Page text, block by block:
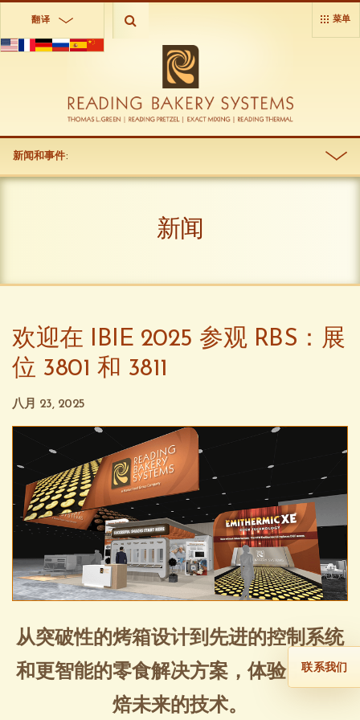
翻译 菜单
新闻和事件:
新闻
欢迎在 IBIE 2025 参观 RBS：展
位 3801 和 3811
八月 23, 2025
从突破性的烤箱设计到先进的控制系统
和更智能的零食解决方案，体验引领烘
焙未来的技术。
联系我们